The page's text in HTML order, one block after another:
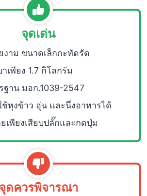
จุดเด่น
งาม ขนาดเล็กกะทัดรัด
เพียง 1.7 กิโลกรัม
ฐาน มอก.1039-2547
ช้หุงข้าว อุ่น และนึ่งอาหารได้
เพียงเสียบปลั๊กและกดปุ่ม
จุดควรพิจารณา